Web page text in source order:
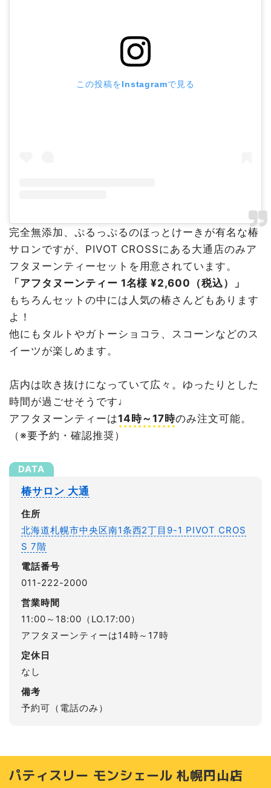
この投稿をInstagramで見る
完全無添加、ぷるっぷるのほっとけーきが有名な椿
サロンですが、PIVOT CROSSにある大通店のみア
フタヌーンティーセットを用意されています。
「アフタヌーンティー 1名様 ¥2,600（税込）」
もちろんセットの中には人気の椿さんどもあります
よ！
他にもタルトやガトーショコラ、スコーンなどのス
イーツが楽しめます。
店内は吹き抜けになっていて広々。ゆったりとした
時間が過ごせそうです♩
アフタヌーンティーは14時～17時のみ注文可能。
（※要予約・確認推奨）
椿サロン 大通
住所
北海道札幌市中央区南1条西2丁目9-1 PIVOT CROS
S 7階
電話番号
011-222-2000
営業時間
11:00～18:00（LO.17:00）
アフタヌーンティーは14時～17時
定休日
なし
備考
予約可（電話のみ）
パティスリー モンシェール 札幌円山店